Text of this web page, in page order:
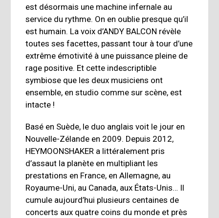
est désormais une machine infernale au
service du rythme. On en oublie presque qu’il
est humain. La voix d’ANDY BALCON révèle
toutes ses facettes, passant tour à tour d’une
extrême émotivité à une puissance pleine de
rage positive. Et cette indescriptible
symbiose que les deux musiciens ont
ensemble, en studio comme sur scène, est
intacte !
Basé en Suède, le duo anglais voit le jour en
Nouvelle-Zélande en 2009. Depuis 2012,
HEYMOONSHAKER a littéralement pris
d’assaut la planète en multipliant les
prestations en France, en Allemagne, au
Royaume-Uni, au Canada, aux États-Unis… Il
cumule aujourd’hui plusieurs centaines de
concerts aux quatre coins du monde et près